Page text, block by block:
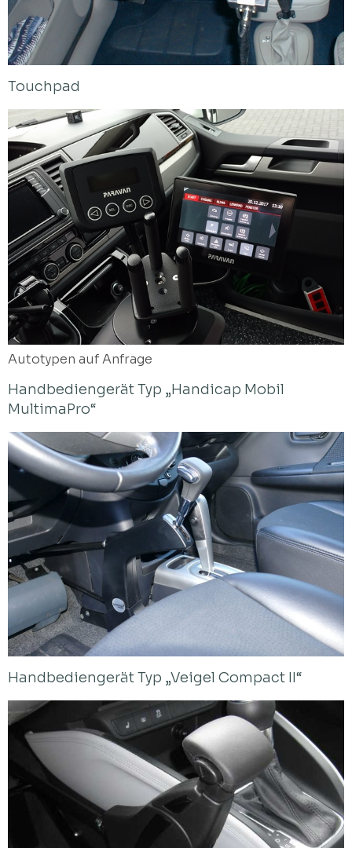
Touchpad
Autotypen auf Anfrage
Handbediengerät Typ „Handicap Mobil
MultimaPro“
Handbediengerät Typ „Veigel Compact II“